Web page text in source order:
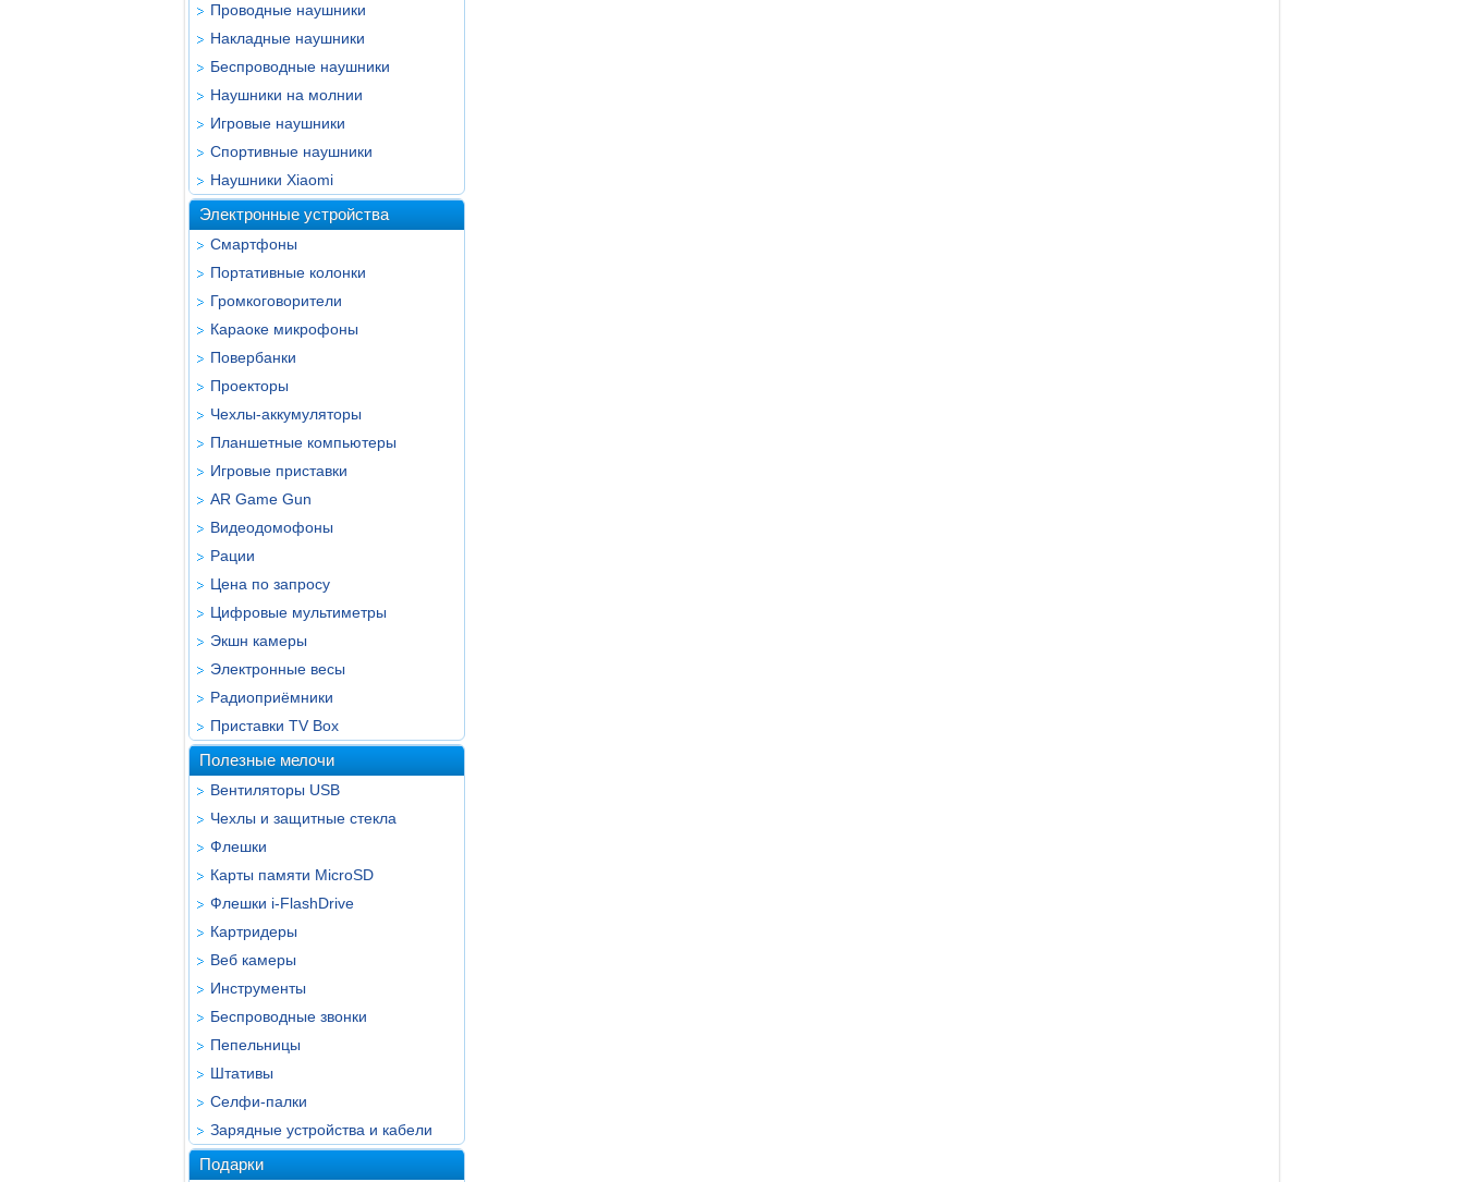
Проводные наушники
Накладные наушники
Беспроводные наушники
Наушники на молнии
Игровые наушники
Спортивные наушники
Наушники Xiaomi
Электронные устройства
Смартфоны
Портативные колонки
Громкоговорители
Караоке микрофоны
Повербанки
Проекторы
Чехлы-аккумуляторы
Планшетные компьютеры
Игровые приставки
AR Game Gun
Видеодомофоны
Рации
Цена по запросу
Цифровые мультиметры
Экшн камеры
Электронные весы
Радиоприёмники
Приставки TV Box
Полезные мелочи
Вентиляторы USB
Чехлы и защитные стекла
Флешки
Карты памяти MicroSD
Флешки i-FlashDrive
Картридеры
Веб камеры
Инструменты
Беспроводные звонки
Пепельницы
Штативы
Селфи-палки
Зарядные устройства и кабели
Подарки